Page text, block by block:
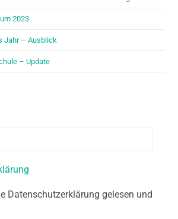
2023
Jahr – Ausblick
– Update
Datenschutzerklärung gelesen und